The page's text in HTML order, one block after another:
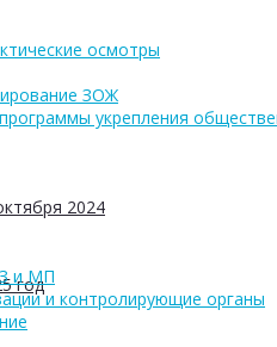
2024
год
осмотры
ЗОЖ
укрепления
и МП
и контролирующие органы